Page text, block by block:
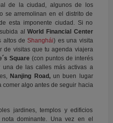
de la ciudad, algunos de los
se arremolinan en el distrito de
esta imponente ciudad. Si no
alWorld Financial Center
altos de Shanghái) es una visita
de visitas que tu agenda viajera
Square (con puntos de interés
una de las calles más activas a
Nanjing Road, un buen lugar
algo antes de seguir hacia
jardines, templos y edificios
dominante. Una vez en el